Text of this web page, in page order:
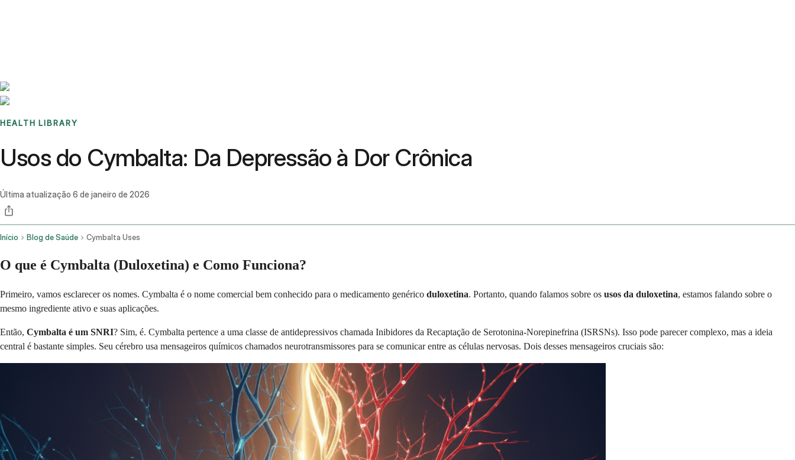
HEALTH LIBRARY
Usos do Cymbalta: Da Depressão à Dor Crônica
Última atualização 6 de janeiro de 2026
Início Blog de Saúde Cymbalta Uses
O que é Cymbalta (Duloxetina) e Como Funciona?
Primeiro, vamos esclarecer os nomes. Cymbalta é o nome comercial bem conhecido para o medicamento genérico duloxetina. Portanto, quando falamos sobre os usos da duloxetina, estamos falando sobre o
mesmo ingrediente ativo e suas aplicações.
Então, Cymbalta é um SNRI? Sim, é. Cymbalta pertence a uma classe de antidepressivos chamada Inibidores da Recaptação de Serotonina-Norepinefrina (ISRSNs). Isso pode parecer complexo, mas a ideia
central é bastante simples. Seu cérebro usa mensageiros químicos chamados neurotransmissores para se comunicar entre as células nervosas. Dois desses mensageiros cruciais são: